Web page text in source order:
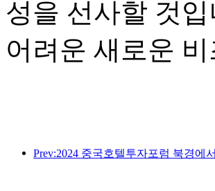
성을 선사할 것
어려운 새로운